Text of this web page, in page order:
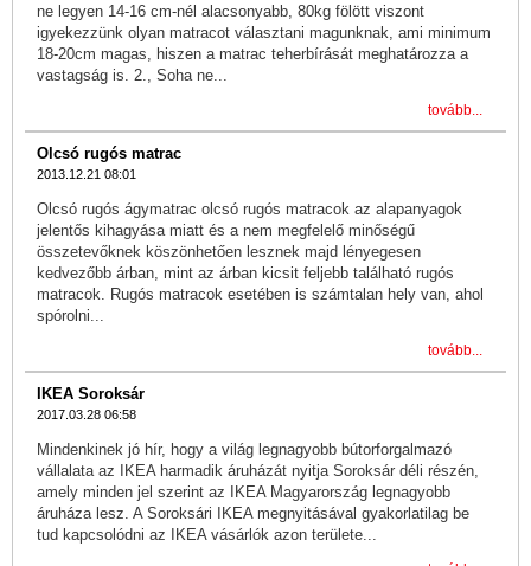
ne legyen 14-16 cm-nél alacsonyabb, 80kg fölött viszont
igyekezzünk olyan matracot választani magunknak, ami minimum
18-20cm magas, hiszen a matrac teherbírását meghatározza a
vastagság is. 2., Soha ne...
tovább...
Olcsó rugós matrac
2013.12.21 08:01
Olcsó rugós ágymatrac olcsó rugós matracok az alapanyagok
jelentős kihagyása miatt és a nem megfelelő minőségű
összetevőknek köszönhetően lesznek majd lényegesen
kedvezőbb árban, mint az árban kicsit feljebb található rugós
matracok. Rugós matracok esetében is számtalan hely van, ahol
spórolni...
tovább...
IKEA Soroksár
2017.03.28 06:58
Mindenkinek jó hír, hogy a világ legnagyobb bútorforgalmazó
vállalata az IKEA harmadik áruházát nyitja Soroksár déli részén,
amely minden jel szerint az IKEA Magyarország legnagyobb
áruháza lesz. A Soroksári IKEA megnyitásával gyakorlatilag be
tud kapcsolódni az IKEA vásárlók azon területe...